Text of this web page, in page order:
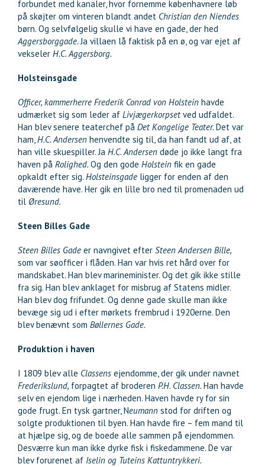
forbundet med kanaler, hvor fornemme københavnere løb
på skøjter om vinteren blandt andet Christian den Niendes
børn. Og selvfølgelig skulle vi have en gade, der hed
Aggersborggade.Ja villaen lå faktisk på en ø, og var ejet af
vekseler H.C. Aggersborg.
Holsteinsgade
Officer, kammerherre Frederik Conrad von Holstein havde
udmærket sig som leder af Livjægerkorpsetved udfaldet.
Han blev senere teaterchef på Det Kongelige Teater.Det var
ham,H.C. Andersen henvendte sig til, da han fandt ud af, at
han ville skuespiller. Ja H.C. Andersen døde jo ikke langt fra
haven på Rolighed.Og den gode Holstein fik en gade
opkaldt efter sig. Holsteinsgade ligger for enden af den
daværende have. Her gik en lille bro ned til promenaden ud
til Øresund.
Steen Billes Gade
Steen Billes Gade er navngivet efter Steen Andersen Bille,
som var søofficer i flåden. Han var hvis ret hård over for
mandskabet. Han blev marineminister. Og det gik ikke stille
fra sig. Han blev anklaget for misbrug af Statens midler.
Han blev dog frifundet. Og denne gade skulle man ikke
bevæge sig ud i efter mørkets frembrud i 1920erne. Den
blev benævnt som Bøllernes Gade.
Produktion i haven
I 1809 blev alle Classens ejendomme, der gik under navnet
Frederikslund, forpagtet af broderen P.H. Classen.Han havde
selv en ejendom lige i nærheden. Haven havde ry for sin
gode frugt. En tysk gartner, Neumann stod for driften og
solgte produktionen til byen. Han havde fire – fem mand til
at hjælpe sig, og de boede alle sammen på ejendommen.
Desværre kun man ikke dyrke fisk i fiskedammene. De var
blev forurenet af Iselin og Tuteins Kattuntrykkeri.